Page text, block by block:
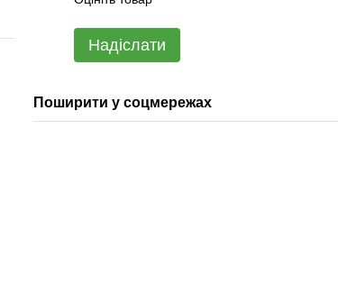
Надіслати
Поширити у соцмережах